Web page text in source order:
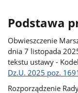
Podstawa
Obwieszczenie
dnia 7 listopada
tekstu ustawy -
Dz.U. 2025 poz.
Rozporządzenie